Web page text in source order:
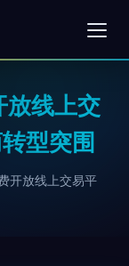
放线上交
型突围
开放线上交易平